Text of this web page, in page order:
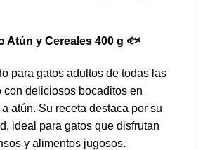
Atún y Cereales 400 g 🐟
para gatos adultos de todas las
con deliciosos bocaditos en
atún. Su receta destaca por su
ideal para gatos que disfrutan
y alimentos jugosos.